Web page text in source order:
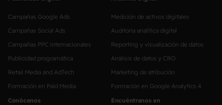
Campañas Google Ads
Campañas Social Ads
Campañas PPC internacionales
Publicidad programática
Retail Media and AdTech
Formación en Paid Media
Medición de activos digitales
Auditoría analítica digital
Reporting y visualización de datos
Análisis de datos y CRO
Marketing de atribución
Formación en Google Analytics 4
Conócenos
Encuéntranos en